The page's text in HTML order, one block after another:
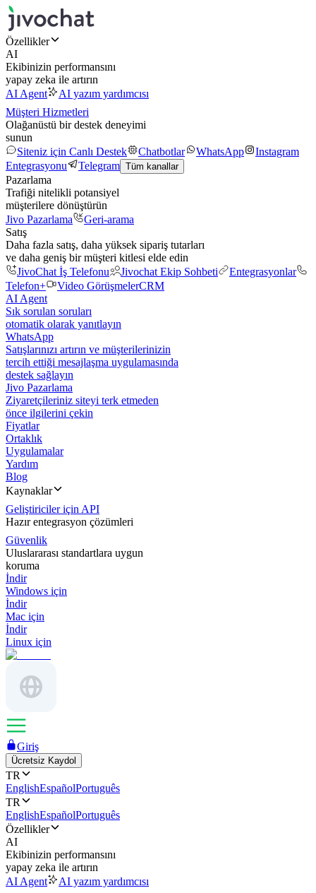
Özellikler
AI
Ekibinizin performansını
yapay zeka ile artırın
AI Agent
AI yazım yardımcısı
Müşteri Hizmetleri
Olağanüstü bir destek deneyimi
sunun
Siteniz için Canlı Destek
Chatbotlar WhatsApp
Instagram
Entegrasyonu
Telegram Tüm kanallar
Pazarlama
Trafiği nitelikli potansiyel
müşterilere dönüştürün
Jivo Pazarlama
Geri-arama
Satış
Daha fazla satış, daha yüksek sipariş tutarları
ve daha geniş bir müşteri kitlesi elde edin
JivoChat İş Telefonu
Jivochat Ekip Sohbeti
Entegrasyonlar
Telefon+
Video GörüşmelerCRM
AI Agent
Sık sorulan soruları
otomatik olarak yanıtlayın
WhatsApp
Satışlarınızı artırın ve müşterilerinizin
tercih ettiği mesajlaşma uygulamasında
destek sağlayın
Jivo Pazarlama
Ziyaretçileriniz siteyi terk etmeden
önce ilgilerini çekin
Fiyatlar
Ortaklık
Uygulamalar
Yardım
Blog
Kaynaklar
Geliştiriciler için API
Hazır entegrasyon çözümleri
Güvenlik
Uluslararası standartlara uygun
koruma
İndir
Windows için
İndir
Mac için
İndir
Linux için
Giriş
Ücretsiz Kaydol
TR
EnglishEspañolPortuguês
TR
EnglishEspañolPortuguês
Özellikler
AI
Ekibinizin performansını
yapay zeka ile artırın
AI Agent
AI yazım yardımcısı